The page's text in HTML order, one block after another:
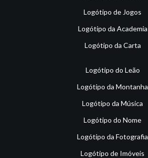
Logótipo de Jogos
Logótipo da Academia
Logótipo da Carta
Logótipo do Leão
Logótipo da Montanha
Logótipo da Música
Logótipo do Nome
Logótipo da Fotografia
Logótipo de Imóveis